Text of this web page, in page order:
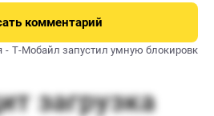
комментарий
Т-Мобайл запустил умную блокировку